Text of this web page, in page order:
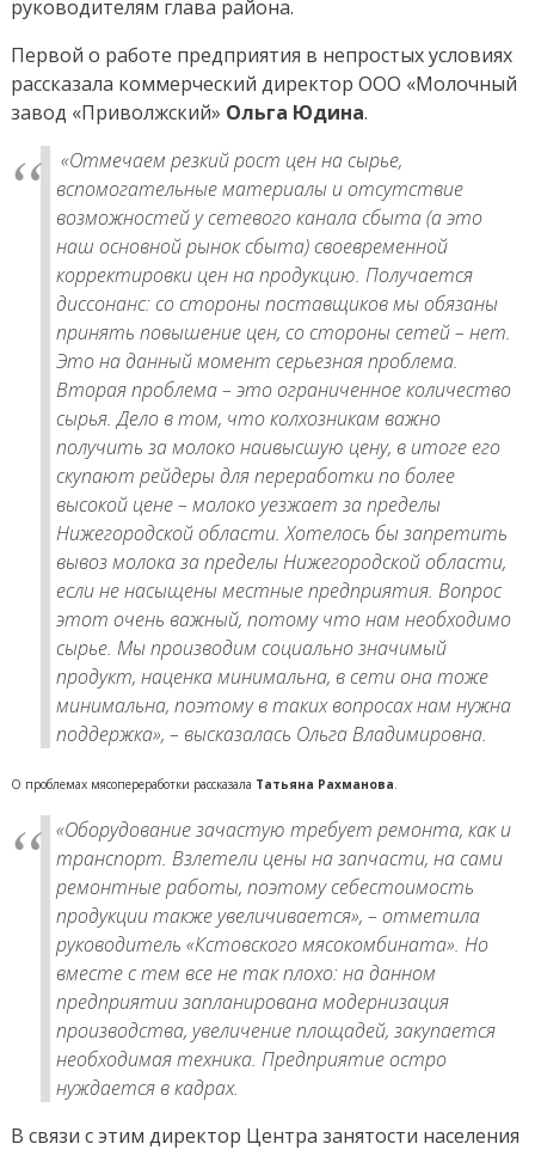
руководителям глава района.
Первой о работе предприятия в непростых условиях
рассказала коммерческий директор ООО «Молочный
завод «Приволжский» Ольга Юдина.
«Отмечаем резкий рост цен на сырье,
вспомогательные материалы и отсутствие
возможностей у сетевого канала сбыта (а это
наш основной рынок сбыта) своевременной
корректировки цен на продукцию. Получается
диссонанс: со стороны поставщиков мы обязаны
принять повышение цен, со стороны сетей – нет.
Это на данный момент серьезная проблема.
Вторая проблема – это ограниченное количество
сырья. Дело в том, что колхозникам важно
получить за молоко наивысшую цену, в итоге его
скупают рейдеры для переработки по более
высокой цене – молоко уезжает за пределы
Нижегородской области. Хотелось бы запретить
вывоз молока за пределы Нижегородской области,
если не насыщены местные предприятия. Вопрос
этот очень важный, потому что нам необходимо
сырье. Мы производим социально значимый
продукт, наценка минимальна, в сети она тоже
минимальна, поэтому в таких вопросах нам нужна
поддержка», – высказалась Ольга Владимировна.
О проблемах мясопереработки рассказала Татьяна Рахманова.
«Оборудование зачастую требует ремонта, как и
транспорт. Взлетели цены на запчасти, на сами
ремонтные работы, поэтому себестоимость
продукции также увеличивается», – отметила
руководитель «Кстовского мясокомбината». Но
вместе с тем все не так плохо: на данном
предприятии запланирована модернизация
производства, увеличение площадей, закупается
необходимая техника. Предприятие остро
нуждается в кадрах.
В связи с этим директор Центра занятости населения